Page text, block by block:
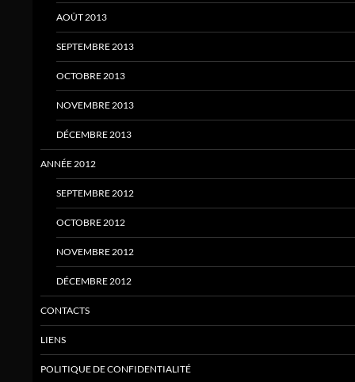
AOÛT 2013
SEPTEMBRE 2013
OCTOBRE 2013
NOVEMBRE 2013
DÉCEMBRE 2013
ANNÉE 2012
SEPTEMBRE 2012
OCTOBRE 2012
NOVEMBRE 2012
DÉCEMBRE 2012
CONTACTS
LIENS
POLITIQUE DE CONFIDENTIALITÉ